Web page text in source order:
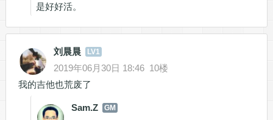
是好好活。
刘晨晨 LV1
2019年06月30日 18:46 10楼
我的吉他也荒废了
Sam.Z GM